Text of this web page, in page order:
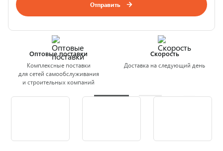
Отправить
Оптовые поставки
Комплексные поставки
для сетей самообслуживания
и строительных компаний
Скорость
Доставка на следующий день